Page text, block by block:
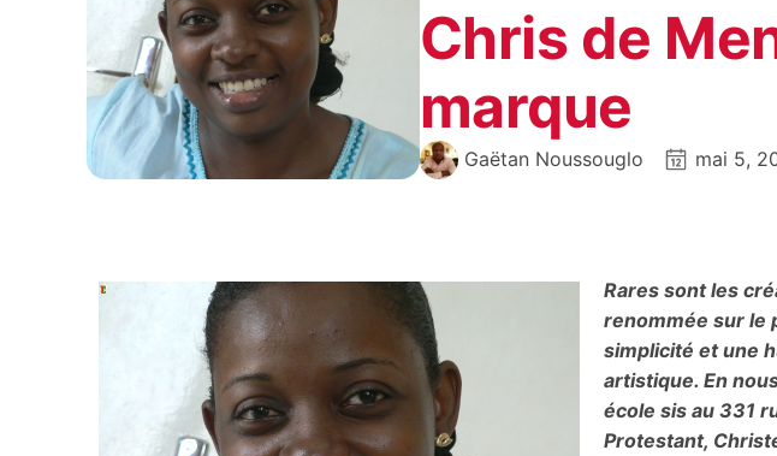
Chris de
marque
Gaëtan Noussouglo mai 5,
Rares sont les
renommée sur le
simplicité et une
artistique. En
école sis au 331
Protestant,